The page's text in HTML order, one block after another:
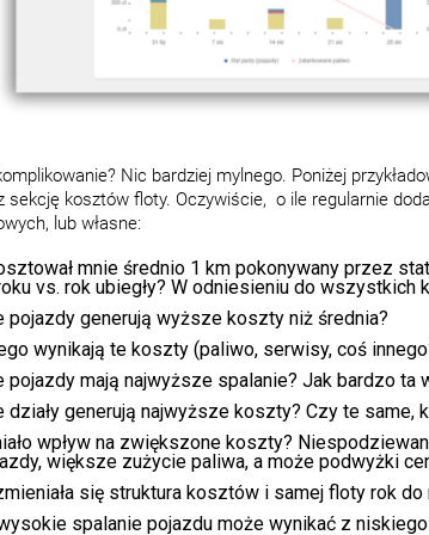
Nic bardziej mylnego. Poniżej
sekcję kosztów floty. Oczywiście, o ile regularnie
lub własne:
mnie średnio 1 km pokonywany przez
vs. rok ubiegły? W odniesieniu do
pojazdy generują wyższe koszty niż średnia?
wynikają te koszty (paliwo, serwisy, coś
pojazdy mają najwyższe spalanie? Jak bardzo
działy generują najwyższe koszty? Czy te same,
wpływ na zwiększone koszty?
większe zużycie paliwa, a może podwyżki
się struktura kosztów i samej floty rok do
spalanie pojazdu może wynikać z